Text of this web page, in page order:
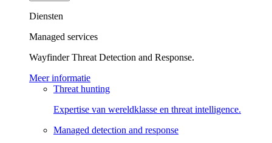
Diensten
Managed services
Wayfinder Threat Detection and Response.
Meer informatie
Threat hunting
Expertise van wereldklasse en threat intelligence.
Managed detection and response